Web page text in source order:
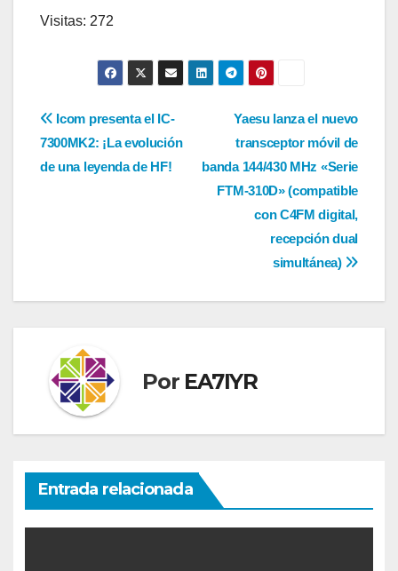
Visitas: 272
Navegación
de
Yaesu lanza el nuevo
transceptor móvil de
banda 144/430 MHz «Serie
FTM-310D» (compatible
con C4FM digital,
recepción dual
simultánea)
Icom presenta el IC-
7300MK2: ¡La evolución
de una leyenda de HF!
Por EA7IYR
Entrada relacionada